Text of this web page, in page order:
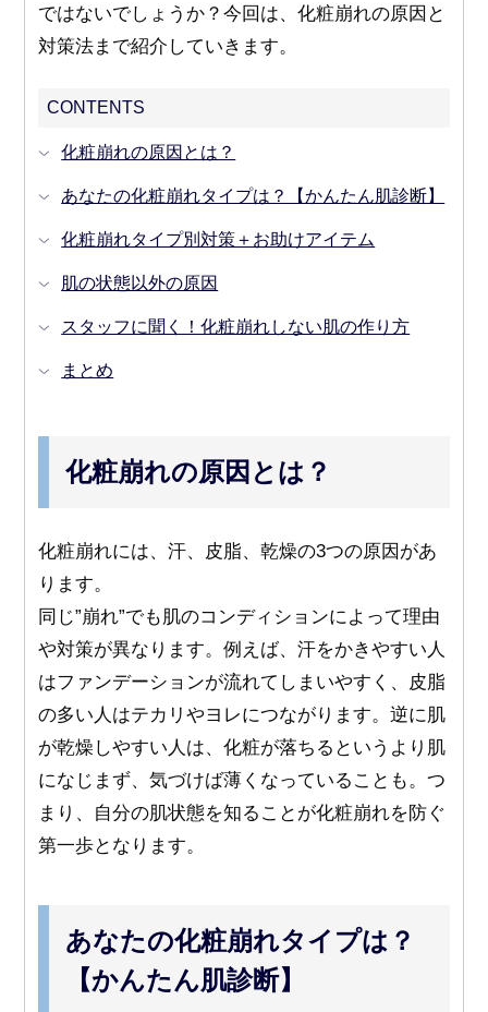
ではないでしょうか？今回は、化粧崩れの原因と
対策法まで紹介していきます。
CONTENTS
化粧崩れの原因とは？
あなたの化粧崩れタイプは？【かんたん肌診断】
化粧崩れタイプ別対策＋お助けアイテム
肌の状態以外の原因
スタッフに聞く！化粧崩れしない肌の作り方
まとめ
化粧崩れの原因とは？
化粧崩れには、汗、皮脂、乾燥の3つの原因があ
ります。
同じ”崩れ”でも肌のコンディションによって理由
や対策が異なります。例えば、汗をかきやすい人
はファンデーションが流れてしまいやすく、皮脂
の多い人はテカリやヨレにつながります。逆に肌
が乾燥しやすい人は、化粧が落ちるというより肌
になじまず、気づけば薄くなっていることも。つ
まり、自分の肌状態を知ることが化粧崩れを防ぐ
第一歩となります。
あなたの化粧崩れタイプは？
【かんたん肌診断】